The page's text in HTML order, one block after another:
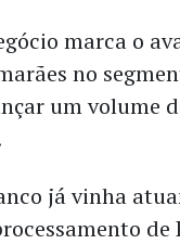
marca o
no
um volume
já vinha